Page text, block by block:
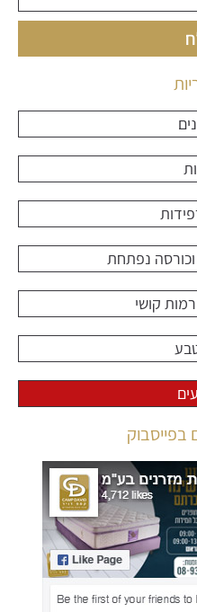
וכורסה נפתחת
קושי
בפייסבוק